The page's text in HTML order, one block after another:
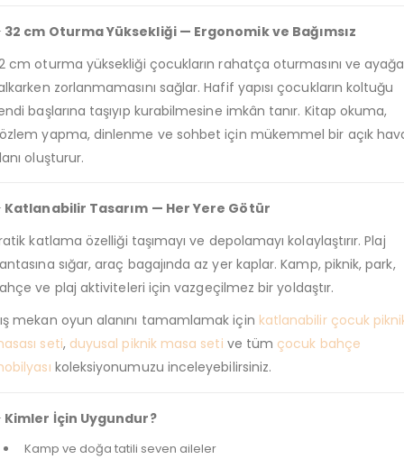
32 cm Oturma Yüksekliği — Ergonomik ve Bağımsız
cm oturma yüksekliği çocukların rahatça oturmasını ve ayağa
zorlanmamasını sağlar. Hafif yapısı çocukların koltuğu
başlarına taşıyıp kurabilmesine imkân tanır. Kitap okuma,
yapma, dinlenme ve sohbet için mükemmel bir açık
oluşturur.
Katlanabilir Tasarım — Her Yere Götür
katlama özelliği taşımayı ve depolamayı kolaylaştırır. Plaj
sığar, araç bagajında az yer kaplar. Kamp, piknik, park,
ve plaj aktiviteleri için vazgeçilmez bir yoldaştır.
mekan oyun alanını tamamlamak için katlanabilir çocuk
seti, duyusal piknik masa seti ve tüm çocuk bahçe
koleksiyonumuzu inceleyebilirsiniz.
Kimler İçin Uygundur?
Kamp ve doğa tatili seven aileler